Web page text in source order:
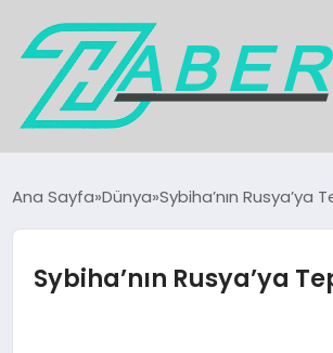
GÜNDEM
EKONOMI
Ana Sayfa Dünya Sybiha’nın Rusya’ya
Sybiha’nın Rusya’ya